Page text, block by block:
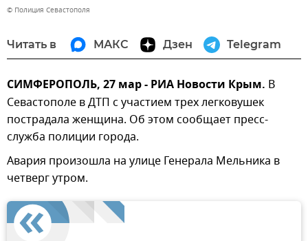
© Полиция Севастополя
Читать в МАКС Дзен Telegram
СИМФЕРОПОЛЬ, 27 мар - РИА Новости Крым. В
Севастополе в ДТП с участием трех легковушек
пострадала женщина. Об этом сообщает пресс-
служба полиции города.
Авария произошла на улице Генерала Мельника в
четверг утром.